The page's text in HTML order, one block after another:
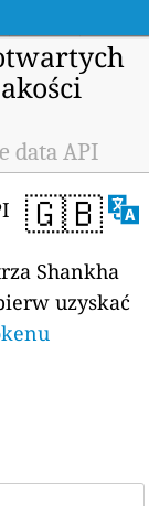
data API
🇬🇧
Shankha
uzyskać